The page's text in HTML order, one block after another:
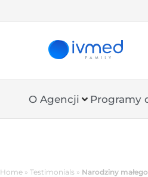
O Agencji Programy
Home » Testimonials » Narodziny